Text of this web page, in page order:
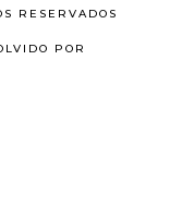
RESERVADOS
POR